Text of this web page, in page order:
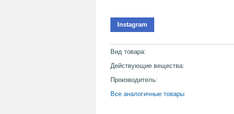
Instagram
Вид товара:
Действующие вещества:
Производитель:
Все аналогичные товары